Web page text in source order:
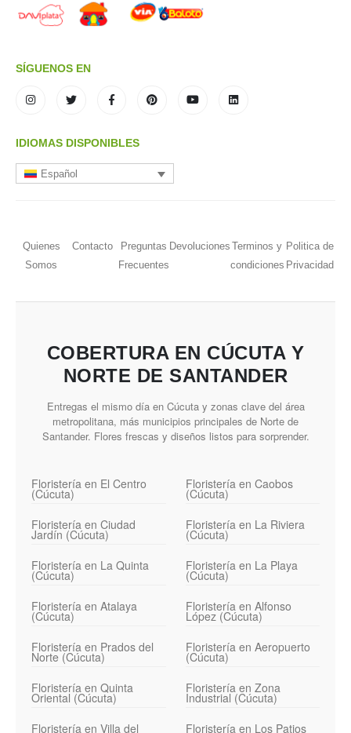
SÍGUENOS EN
IDIOMAS DISPONIBLES
Español
Quienes
Somos
Contacto
Preguntas
Frecuentes
Devoluciones Terminos y
condiciones
Politica de
Privacidad
COBERTURA EN CÚCUTA Y
NORTE DE SANTANDER
Entregas el mismo día en Cúcuta y zonas clave del área
metropolitana, más municipios principales de Norte de
Santander. Flores frescas y diseños listos para sorprender.
Floristería en El Centro
(Cúcuta)
Floristería en Caobos
(Cúcuta)
Floristería en Ciudad
Jardín (Cúcuta)
Floristería en La Riviera
(Cúcuta)
Floristería en La Quinta
(Cúcuta)
Floristería en La Playa
(Cúcuta)
Floristería en Atalaya
(Cúcuta)
Floristería en Alfonso
López (Cúcuta)
Floristería en Prados del
Norte (Cúcuta)
Floristería en Aeropuerto
(Cúcuta)
Floristería en Quinta
Oriental (Cúcuta)
Floristería en Zona
Industrial (Cúcuta)
Floristería en Villa del
Floristería en Los Patios